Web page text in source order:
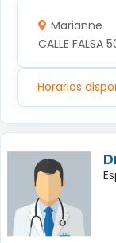
Marianne
CALLE FALSA
Horarios